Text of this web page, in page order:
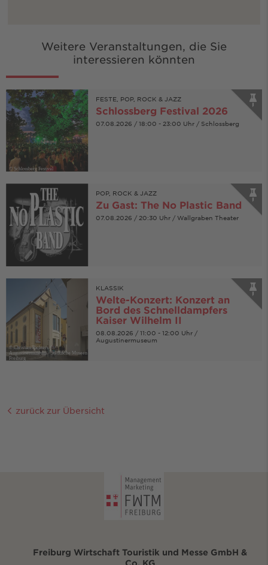
Weitere Veranstaltungen, die Sie
interessieren könnten
© Schlossberg Festival
FESTE, POP, ROCK & JAZZ
Schlossberg Festival 2026
07.08.2026 / 18:00 - 23:00 Uhr / Schlossberg
POP, ROCK & JAZZ
Zu Gast: The No Plastic Band
07.08.2026 / 20:30 Uhr / Wallgraben Theater
© Christian Richters ©
Augustinermuseum - Städtische Museen
Freiburg
KLASSIK
Welte-Konzert: Konzert an
Bord des Schnelldampfers
Kaiser Wilhelm II
08.08.2026 / 11:00 - 12:00 Uhr /
Augustinermuseum
zurück zur Übersicht
Freiburg Wirtschaft Touristik und Messe GmbH &
Co. KG